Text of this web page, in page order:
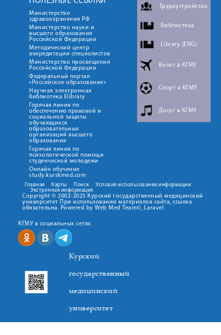
Министерство
здравоохранения РФ
Министерство науки и
высшего образования
Российской Федерации
Методический центр
аккредитации специалистов
Министерство просвещения
Российской Федерации
Федеральный портал
«Российское образование»
Научная электронная
библиотека Elibrary
Горячая линия по
обеспечению правовой и
социальной защиты
обучающихся
образовательных
организаций высшего
образования
Горячая линия по
психологической помощи
студенческой молодежи
Онлайн обучение
study.kurskmed.com
Трудоустройство
Библиотека
Library (ENG)
Визит в КГМУ
Спорт в КГМУ
Досуг в КГМУ
Главная Карты Поиск
Условия использования информации
Экстренная информация
Copyright © 2002-2025 Курский государственный медицинский
университет При использовании материалов сайта, ссылка
обязательна. Powered by Web Med Team©, Laravel
КГМУ в социальных сетях
Курский
государственный
медицинский
университет